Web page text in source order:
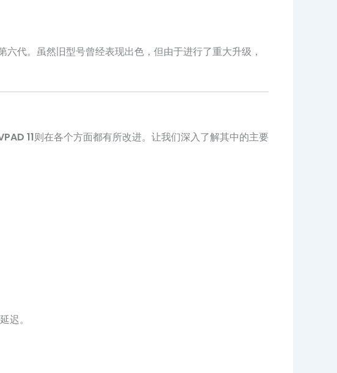
代。虽然旧型号曾经表现出色，但由于进行了重大升级，
11则在各个方面都有所改进。让我们深入了解其中的主要
迟。